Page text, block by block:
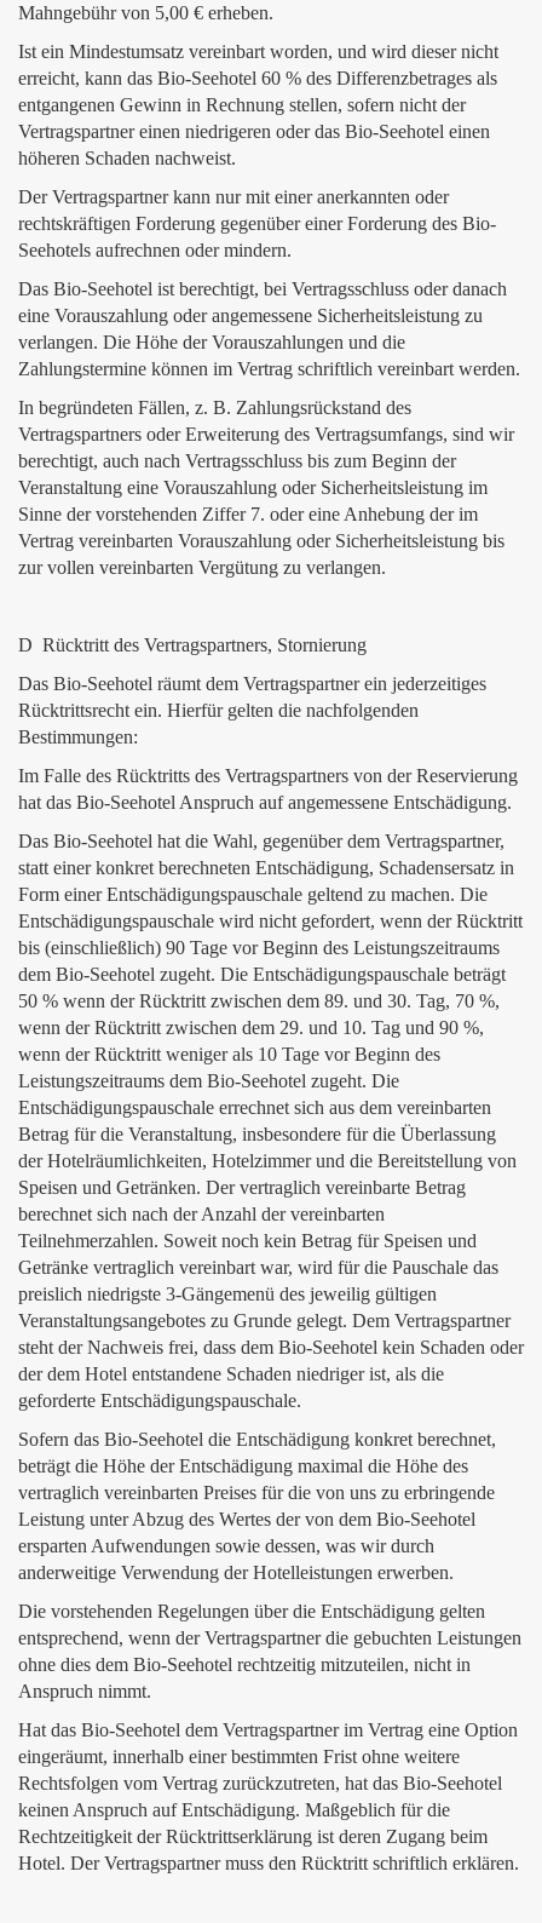
Mahngebühr von 5,00 € erheben.
Ist ein Mindestumsatz vereinbart worden, und wird dieser nicht
erreicht, kann das Bio-Seehotel 60 % des Differenzbetrages als
entgangenen Gewinn in Rechnung stellen, sofern nicht der
Vertragspartner einen niedrigeren oder das Bio-Seehotel einen
höheren Schaden nachweist.
Der Vertragspartner kann nur mit einer anerkannten oder
rechtskräftigen Forderung gegenüber einer Forderung des Bio-
Seehotels aufrechnen oder mindern.
Das Bio-Seehotel ist berechtigt, bei Vertragsschluss oder danach
eine Vorauszahlung oder angemessene Sicherheitsleistung zu
verlangen. Die Höhe der Vorauszahlungen und die
Zahlungstermine können im Vertrag schriftlich vereinbart werden.
In begründeten Fällen, z. B. Zahlungsrückstand des
Vertragspartners oder Erweiterung des Vertragsumfangs, sind wir
berechtigt, auch nach Vertragsschluss bis zum Beginn der
Veranstaltung eine Vorauszahlung oder Sicherheitsleistung im
Sinne der vorstehenden Ziffer 7. oder eine Anhebung der im
Vertrag vereinbarten Vorauszahlung oder Sicherheitsleistung bis
zur vollen vereinbarten Vergütung zu verlangen.
D Rücktritt des Vertragspartners, Stornierung
Das Bio-Seehotel räumt dem Vertragspartner ein jederzeitiges
Rücktrittsrecht ein. Hierfür gelten die nachfolgenden
Bestimmungen:
Im Falle des Rücktritts des Vertragspartners von der Reservierung
hat das Bio-Seehotel Anspruch auf angemessene Entschädigung.
Das Bio-Seehotel hat die Wahl, gegenüber dem Vertragspartner,
statt einer konkret berechneten Entschädigung, Schadensersatz in
Form einer Entschädigungspauschale geltend zu machen. Die
Entschädigungspauschale wird nicht gefordert, wenn der Rücktritt
bis (einschließlich) 90 Tage vor Beginn des Leistungszeitraums
dem Bio-Seehotel zugeht. Die Entschädigungspauschale beträgt
50 % wenn der Rücktritt zwischen dem 89. und 30. Tag, 70 %,
wenn der Rücktritt zwischen dem 29. und 10. Tag und 90 %,
wenn der Rücktritt weniger als 10 Tage vor Beginn des
Leistungszeitraums dem Bio-Seehotel zugeht. Die
Entschädigungspauschale errechnet sich aus dem vereinbarten
Betrag für die Veranstaltung, insbesondere für die Überlassung
der Hotelräumlichkeiten, Hotelzimmer und die Bereitstellung von
Speisen und Getränken. Der vertraglich vereinbarte Betrag
berechnet sich nach der Anzahl der vereinbarten
Teilnehmerzahlen. Soweit noch kein Betrag für Speisen und
Getränke vertraglich vereinbart war, wird für die Pauschale das
preislich niedrigste 3-Gängemenü des jeweilig gültigen
Veranstaltungsangebotes zu Grunde gelegt. Dem Vertragspartner
steht der Nachweis frei, dass dem Bio-Seehotel kein Schaden oder
der dem Hotel entstandene Schaden niedriger ist, als die
geforderte Entschädigungspauschale.
Sofern das Bio-Seehotel die Entschädigung konkret berechnet,
beträgt die Höhe der Entschädigung maximal die Höhe des
vertraglich vereinbarten Preises für die von uns zu erbringende
Leistung unter Abzug des Wertes der von dem Bio-Seehotel
ersparten Aufwendungen sowie dessen, was wir durch
anderweitige Verwendung der Hotelleistungen erwerben.
Die vorstehenden Regelungen über die Entschädigung gelten
entsprechend, wenn der Vertragspartner die gebuchten Leistungen
ohne dies dem Bio-Seehotel rechtzeitig mitzuteilen, nicht in
Anspruch nimmt.
Hat das Bio-Seehotel dem Vertragspartner im Vertrag eine Option
eingeräumt, innerhalb einer bestimmten Frist ohne weitere
Rechtsfolgen vom Vertrag zurückzutreten, hat das Bio-Seehotel
keinen Anspruch auf Entschädigung. Maßgeblich für die
Rechtzeitigkeit der Rücktrittserklärung ist deren Zugang beim
Hotel. Der Vertragspartner muss den Rücktritt schriftlich erklären.